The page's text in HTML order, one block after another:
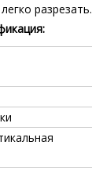
разрезать.